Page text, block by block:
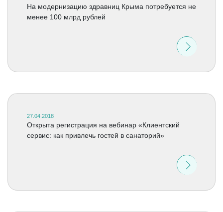
На модернизацию здравниц Крыма потребуется не
менее 100 млрд рублей
27.04.2018
Открыта регистрация на вебинар «Клиентский
сервис: как привлечь гостей в санаторий»